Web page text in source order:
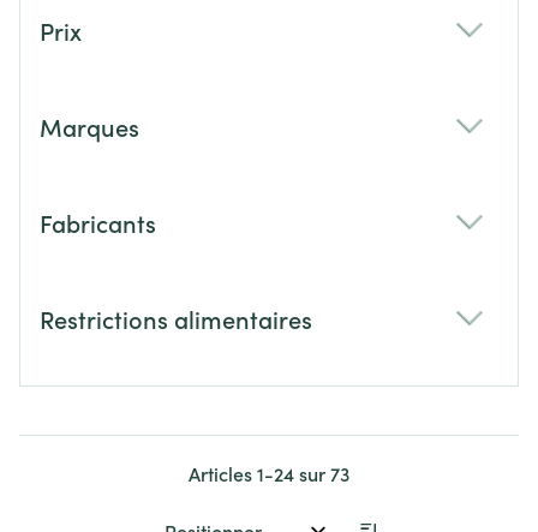
Prix
Marques
Fabricants
Restrictions alimentaires
Articles1-24sur73